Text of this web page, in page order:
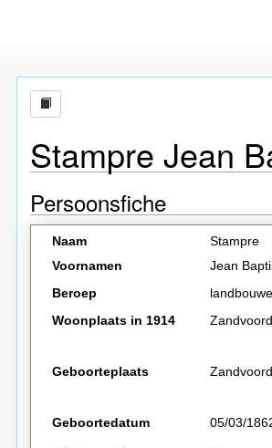
Stampre Jean
Persoonsfiche
Naam
Stampre
Voornamen
Jean
Beroep
Woonplaats in 1914
Geboorteplaats
Geboortedatum 05/03/